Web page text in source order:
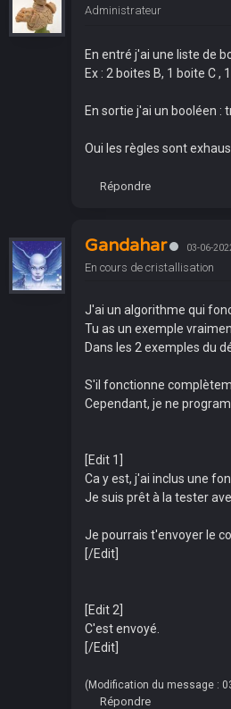
Administrateur
En entré j'ai une liste de
Ex : 2 boites B, 1 boite C ,
En sortie j'ai un booléen
Oui les règles sont
Répondre
Gandahar 03-06-
En cours de cristallisation
J'ai un algorithme qui
Tu as un exemple
Dans les 2 exemples du
S'il fonctionne
Cependant, je ne
[Edit 1]
Ca y est, j'ai inclus une
Je suis prêt à la tester
Je pourrais t'envoyer le
[/Edit]
[Edit 2]
C'est envoyé.
[/Edit]
(Modification du message :
Répondre